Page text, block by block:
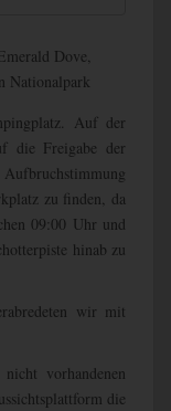
Auf der
die Freigabe der
zu finden, da
09:00 Uhr und
hinab zu
wir mit
vorhandenen
die